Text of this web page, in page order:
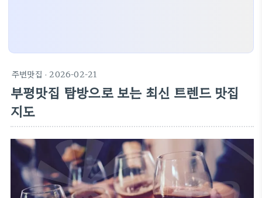
주변맛집 · 2026-02-21
부평맛집 탐방으로 보는 최신 트렌드 맛집
지도